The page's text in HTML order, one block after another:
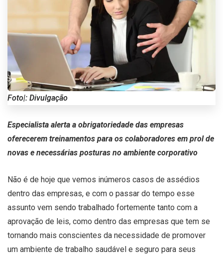
Foto|: Divulgação
Especialista alerta a obrigatoriedade das empresas
oferecerem treinamentos para os colaboradores em prol de
novas e necessárias posturas no ambiente corporativo
Não é de hoje que vemos inúmeros casos de assédios
dentro das empresas, e com o passar do tempo esse
assunto vem sendo trabalhado fortemente tanto com a
aprovação de leis, como dentro das empresas que tem se
tornando mais conscientes da necessidade de promover
um ambiente de trabalho saudável e seguro para seus